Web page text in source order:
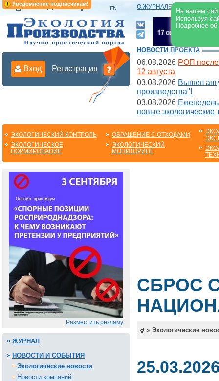
Уведомление подписчикам!
На нашем
Используя
Подробнее
О ЖУРНАЛЕ |
Вход Регистрация
НОВОСТИ ПРОЕКТА
06.08.2026 РОП после
12 августа
03.08.2026 Вышел
производства"!
03.08.2026
новые экологические
ЭКОЛОГИЧЕСКИЙ КОНТРОЛЬ
ЭКОЛОГИЧЕСКОЕ
НОРМИРОВАНИЕ
ОБРАЩЕНИЕ С ОТХОДАМИ
ЭКОЛОГИЧЕСКИЙ
МОНИТОРИНГ
Разместить рекламу
ЖУРНАЛ
НОВОСТИ И СОБЫТИЯ
Экологические новости
Новости компаний
СБРОС
» Экологические